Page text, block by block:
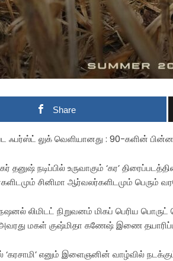
Share
பட ஃபர்ஸ்ட் லுக் வெளியானது : 90-களின்
தனுஷ் நடிப்பில் உருவாகும் ‘கர’
சினிமா ஆர்வலர்களிடமும் பெரும்
லிமிடட் நிறுவனம் மிகப் பெரிய பொருட்
மகள் குஷ்மிதா கணேஷ் இணை
‘கரசாமி’ எனும் இளைஞனின் வாழ்வில்